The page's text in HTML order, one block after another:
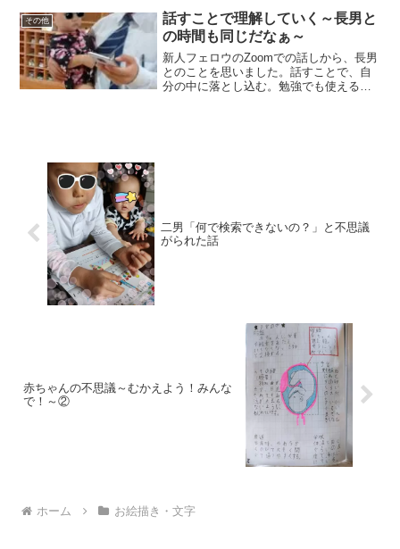
その他
話すことで理解していく～長男と
の時間も同じだなぁ～
新人フェロウのZoomでの話しから、長男
とのことを思いました。話すことで、自
分の中に落とし込む。勉強でも使えるな
二男「何で検索できないの？」と不思議
がられた話
赤ちゃんの不思議～むかえよう！みんな
で！～②￼
ホーム お絵描き・文字